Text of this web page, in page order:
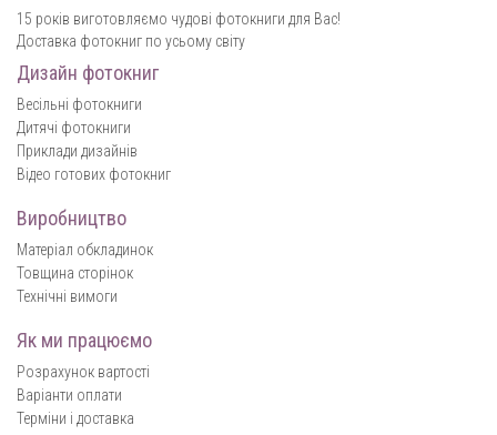
15 років виготовляємо чудові фотокниги для Вас!
Доставка фотокниг по усьому світу
Дизайн фотокниг
Весільні фотокниги
Дитячі фотокниги
Приклади дизайнів
Відео готових фотокниг
Виробництво
Матеріал обкладинок
Товщина сторінок
Технічні вимоги
Як ми працюємо
Розрахунок вартості
Варіанти оплати
Терміни і доставка